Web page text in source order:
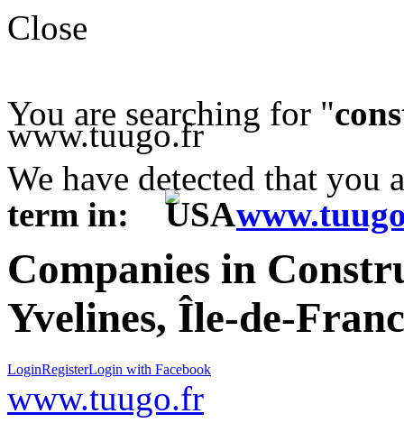
Close
You are searching for "
www.tuugo.fr
We have detected that you
term in:
Companies in
Yvelines, Île-de-
LoginRegisterLogin with Facebook
www.tuugo.fr